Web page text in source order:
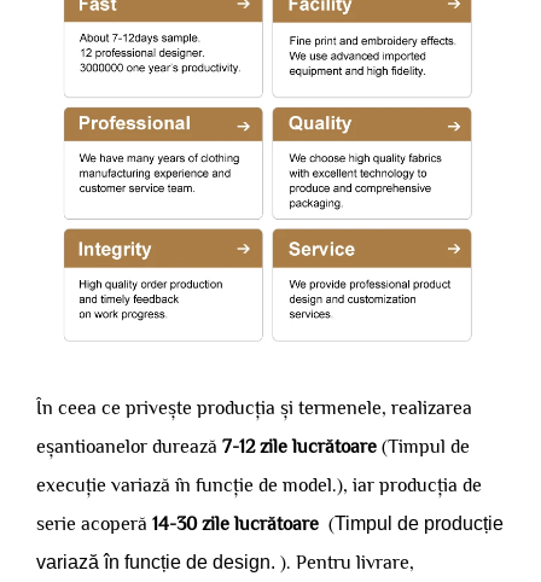
În ceea ce privește producția și termenele, realizarea
eșantioanelor durează 7-12 zile lucrătoare (Timpul de
execuție variază în funcție de model.), iar producția de
serie acoperă 14-30 zile lucrătoare (Timpul de producție
variază în funcție de design. ). Pentru livrare,